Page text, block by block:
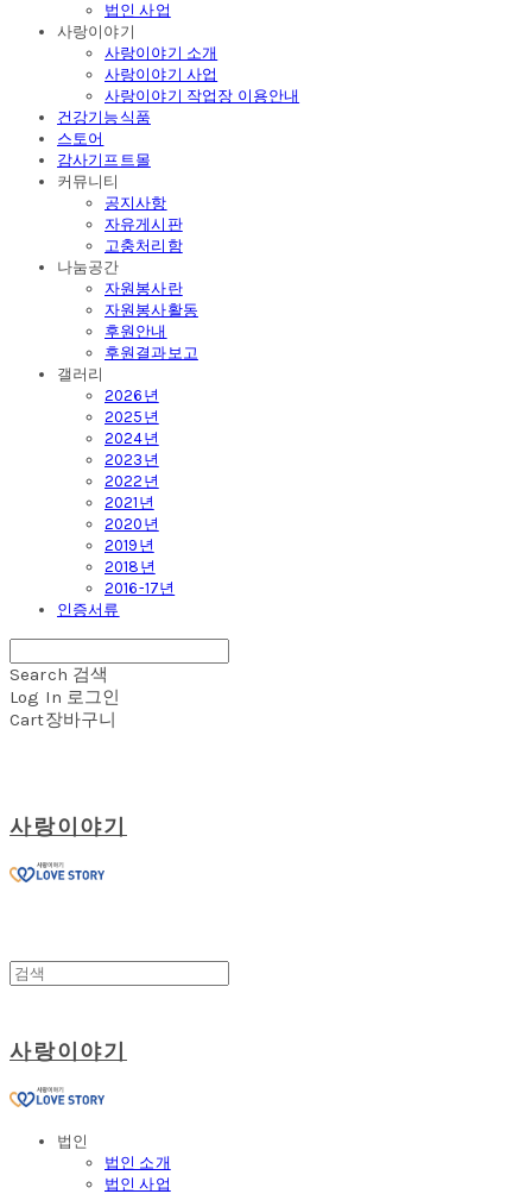
법인 사업
사랑이야기
사랑이야기 소개
사랑이야기 사업
사랑이야기 작업장 이용안내
건강기능식품
스토어
감사기프트몰
커뮤니티
공지사항
자유게시판
고충처리함
나눔공간
자원봉사란
자원봉사활동
후원안내
후원결과보고
갤러리
2026년
2025년
2024년
2023년
2022년
2021년
2020년
2019년
2018년
2016-17년
인증서류
Search 검색
Log In 로그인
Cart장바구니
사랑이야기
사랑이야기
법인
법인 소개
법인 사업